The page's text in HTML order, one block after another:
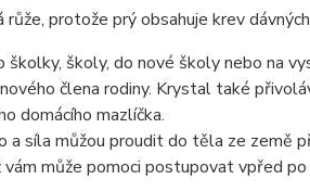
protože prý obsahuje krev
školy, do nové školy nebo na
člena rodiny. Krystal také
domácího mazlíčka.
síla můžou proudit do těla ze země
vám může pomoci postupovat vpřed